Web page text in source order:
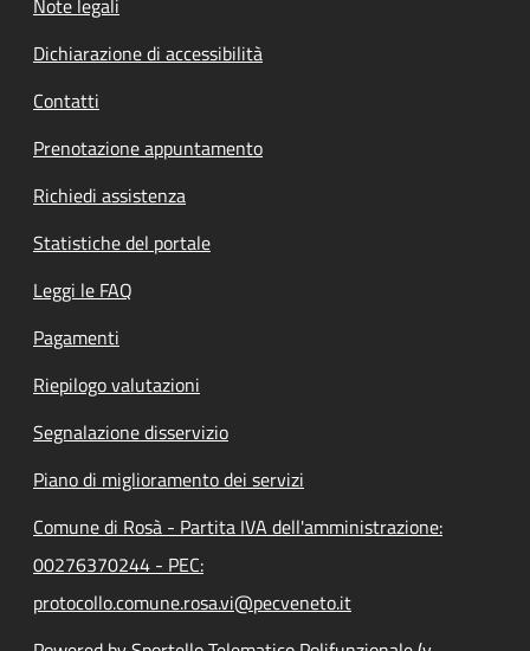
Dichiarazione di accessibilità
Contatti
Prenotazione appuntamento
Richiedi assistenza
Statistiche del portale
Leggi le FAQ
Pagamenti
Riepilogo valutazioni
Segnalazione disservizio
Piano di miglioramento dei servizi
Comune di Rosà - Partita IVA dell'amministrazione:
00276370244 - PEC:
protocollo.comune.rosa.vi@pecveneto.it